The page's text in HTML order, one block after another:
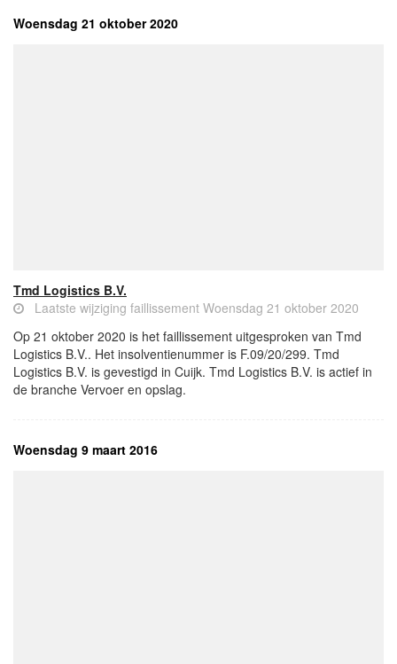
Woensdag 21 oktober 2020
Tmd Logistics B.V.
Laatste wijziging faillissement Woensdag 21 oktober 2020
Op 21 oktober 2020 is het faillissement uitgesproken van Tmd
Logistics B.V.. Het insolventienummer is F.09/20/299. Tmd
Logistics B.V. is gevestigd in Cuijk. Tmd Logistics B.V. is actief in
de branche Vervoer en opslag.
Woensdag 9 maart 2016